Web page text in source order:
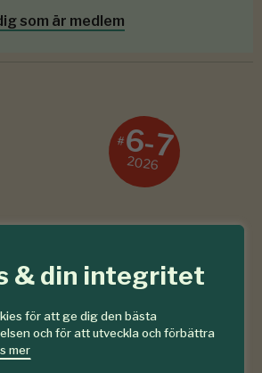
& din integritet
för att ge dig den bästa
och för att utveckla och förbättra
mer
som är medlem
#6-7
2026
senaste numret